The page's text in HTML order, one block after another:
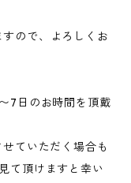
ので、よろしくお
7日のお時間を頂戴
ていただく場合も
て頂けますと幸い